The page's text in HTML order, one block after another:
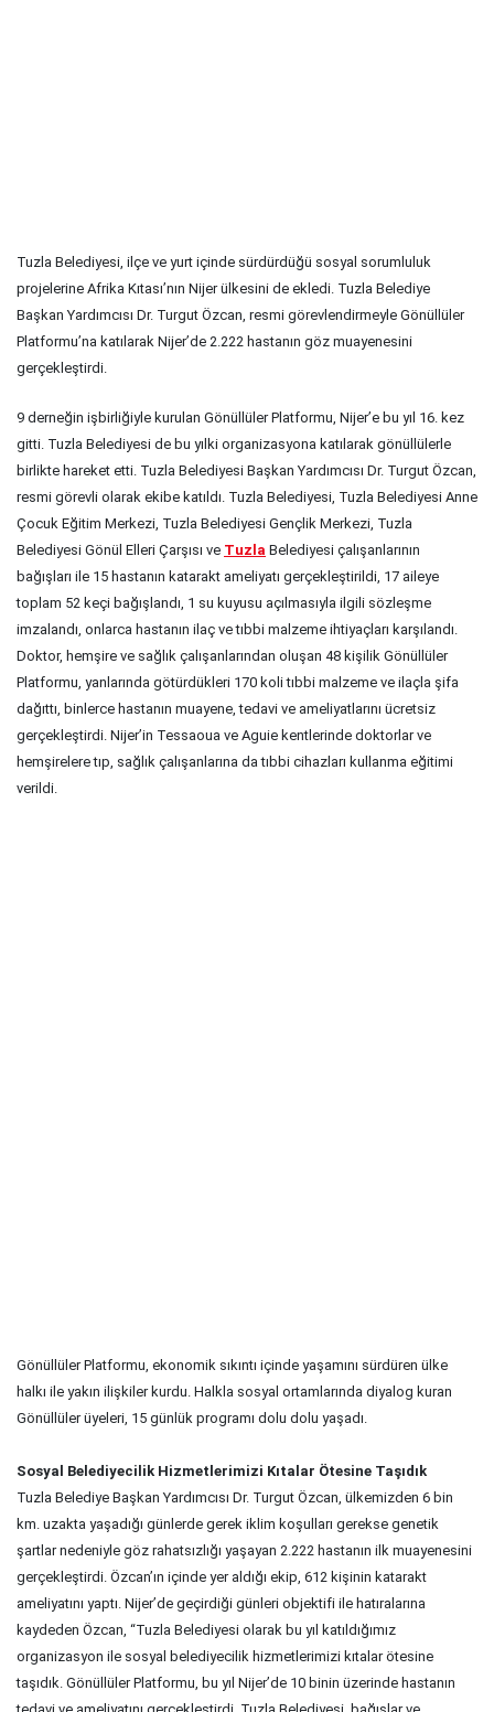
Tuzla Belediyesi, ilçe ve yurt içinde sürdürdüğü sosyal sorumluluk
projelerine Afrika Kıtası’nın Nijer ülkesini de ekledi. Tuzla Belediye
Başkan Yardımcısı Dr. Turgut Özcan, resmi görevlendirmeyle Gönüllüler
Platformu’na katılarak Nijer’de 2.222 hastanın göz muayenesini
gerçekleştirdi.
9 derneğin işbirliğiyle kurulan Gönüllüler Platformu, Nijer’e bu yıl 16. kez
gitti. Tuzla Belediyesi de bu yılki organizasyona katılarak gönüllülerle
birlikte hareket etti. Tuzla Belediyesi Başkan Yardımcısı Dr. Turgut Özcan,
resmi görevli olarak ekibe katıldı. Tuzla Belediyesi, Tuzla Belediyesi Anne
Çocuk Eğitim Merkezi, Tuzla Belediyesi Gençlik Merkezi, Tuzla
Belediyesi Gönül Elleri Çarşısı ve Tuzla Belediyesi çalışanlarının
bağışları ile 15 hastanın katarakt ameliyatı gerçekleştirildi, 17 aileye
toplam 52 keçi bağışlandı, 1 su kuyusu açılmasıyla ilgili sözleşme
imzalandı, onlarca hastanın ilaç ve tıbbi malzeme ihtiyaçları karşılandı.
Doktor, hemşire ve sağlık çalışanlarından oluşan 48 kişilik Gönüllüler
Platformu, yanlarında götürdükleri 170 koli tıbbi malzeme ve ilaçla şifa
dağıttı, binlerce hastanın muayene, tedavi ve ameliyatlarını ücretsiz
gerçekleştirdi. Nijer’in Tessaoua ve Aguie kentlerinde doktorlar ve
hemşirelere tıp, sağlık çalışanlarına da tıbbi cihazları kullanma eğitimi
verildi.
Gönüllüler Platformu, ekonomik sıkıntı içinde yaşamını sürdüren ülke
halkı ile yakın ilişkiler kurdu. Halkla sosyal ortamlarında diyalog kuran
Gönüllüler üyeleri, 15 günlük programı dolu dolu yaşadı.
Sosyal Belediyecilik Hizmetlerimizi Kıtalar Ötesine Taşıdık
Tuzla Belediye Başkan Yardımcısı Dr. Turgut Özcan, ülkemizden 6 bin
km. uzakta yaşadığı günlerde gerek iklim koşulları gerekse genetik
şartlar nedeniyle göz rahatsızlığı yaşayan 2.222 hastanın ilk muayenesini
gerçekleştirdi. Özcan’ın içinde yer aldığı ekip, 612 kişinin katarakt
ameliyatını yaptı. Nijer’de geçirdiği günleri objektifi ile hatıralarına
kaydeden Özcan, “Tuzla Belediyesi olarak bu yıl katıldığımız
organizasyon ile sosyal belediyecilik hizmetlerimizi kıtalar ötesine
taşıdık. Gönüllüler Platformu, bu yıl Nijer’de 10 binin üzerinde hastanın